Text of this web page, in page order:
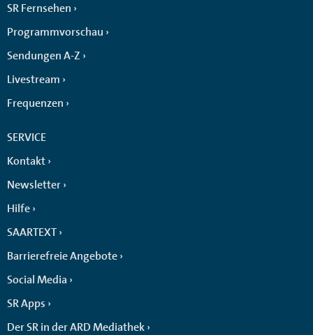
SR Fernsehen
Programmvorschau
Sendungen A-Z
Livestream
Frequenzen
SERVICE
Kontakt
Newsletter
Hilfe
SAARTEXT
Barrierefreie Angebote
Social Media
SR Apps
Der SR in der ARD Mediathek